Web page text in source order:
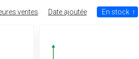
ventes Date ajoutée En stock ↑